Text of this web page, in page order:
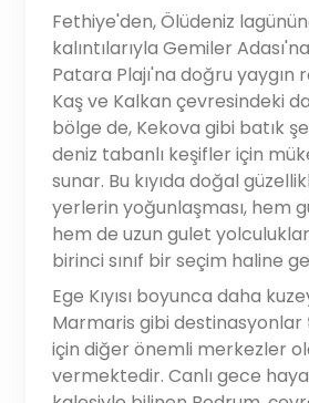
Fethiye'den, Ölüdeniz
kalıntılarıyla Gemiler
Patara Plajı'na doğru yaygın
Kaş ve Kalkan çevresindeki
bölge de, Kekova gibi batık
deniz tabanlı keşifler için
sunar. Bu kıyıda doğal
yerlerin yoğunlaşması, hem
hem de uzun gulet
birinci sınıf bir seçim haline
Ege Kıyısı boyunca daha
Marmaris gibi destinasyonlar
için diğer önemli merkezler
vermektedir. Canlı gece